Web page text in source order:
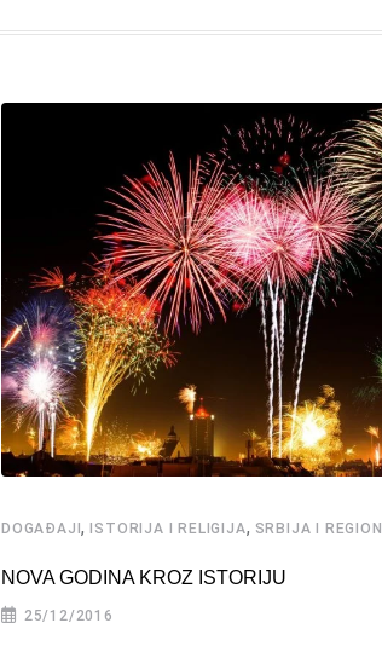
DOGAĐAJI,ISTORIJA I RELIGIJA, SRBIJA I REGION
NOVA GODINA KROZ ISTORIJU
25/12/2016